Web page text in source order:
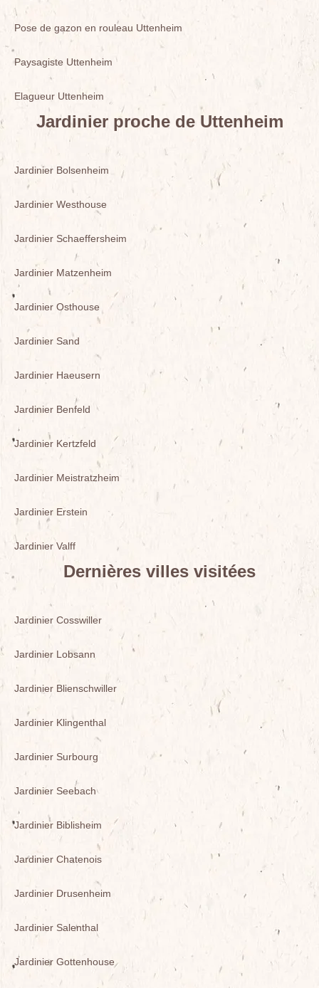
Pose de gazon en rouleau Uttenheim
Paysagiste Uttenheim
Elagueur Uttenheim
Jardinier proche de Uttenheim
Jardinier Bolsenheim
Jardinier Westhouse
Jardinier Schaeffersheim
Jardinier Matzenheim
Jardinier Osthouse
Jardinier Sand
Jardinier Haeusern
Jardinier Benfeld
Jardinier Kertzfeld
Jardinier Meistratzheim
Jardinier Erstein
Jardinier Valff
Dernières villes visitées
Jardinier Cosswiller
Jardinier Lobsann
Jardinier Blienschwiller
Jardinier Klingenthal
Jardinier Surbourg
Jardinier Seebach
Jardinier Biblisheim
Jardinier Chatenois
Jardinier Drusenheim
Jardinier Salenthal
Jardinier Gottenhouse